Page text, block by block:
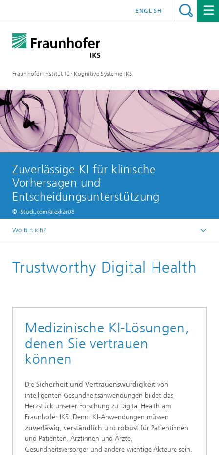
Fraunhofer-Institut für Kognitive Systeme IKS
ENGLISH
Zuverlässige KI für klinische
Vorhersagen und
Entscheidungsunterstützung
© iStock.com/alexkar08
Wo bin ich?
Lösungen
Trustworthy Digital Health
Medizinische KI-Lösungen,
denen Sie vertrauen
können
Die Sicherheit und Vertrauenswürdigkeit von
intelligenten Gesundheitsanwendungen bildet das
Herzstück unserer Forschung zu Digital Health am
Fraunhofer IKS. Denn: KI-Anwendungen müssen
zuverlässig, verständlich und robust für Patientinnen
und Patienten, Ärztinnen und Ärzte,
Gesundheitsversorger und andere wichtige Akteure sein.